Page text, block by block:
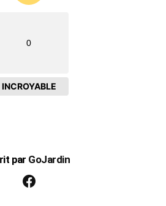
0
INCROYABLE
par GoJardin